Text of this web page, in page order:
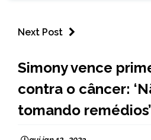
Next Post
Simony vence
contra o câncer:
tomando remédios’